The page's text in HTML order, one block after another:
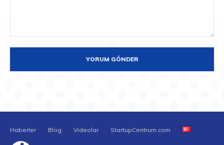
Haberler Blog Videolar StartupCentrum.com